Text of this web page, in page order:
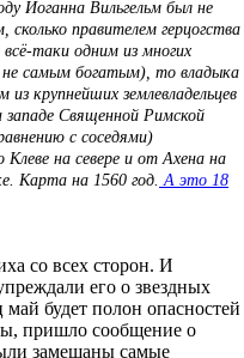
Иоганна Вильгельм был не
сколько правителем герцогства
таки одним из многих
не самым богатым), то владыка
крупнейших землевладельцев
западе Священной Римской
с соседями)
на севере и от Ахена на
Карта на 1560 год. А это 18
со всех сторон. И
его о звездных
будет полон опасностей
пришло сообщение о
замешаны самые